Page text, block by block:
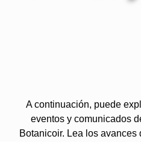
A continuación, puede
eventos y comunicados
Botanicoir. Lea los